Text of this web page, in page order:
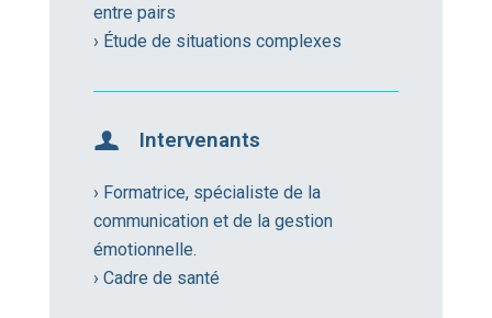
entre pairs
› Étude de situations complexes
Intervenants
› Formatrice, spécialiste de la
communication et de la gestion
émotionnelle.
› Cadre de santé